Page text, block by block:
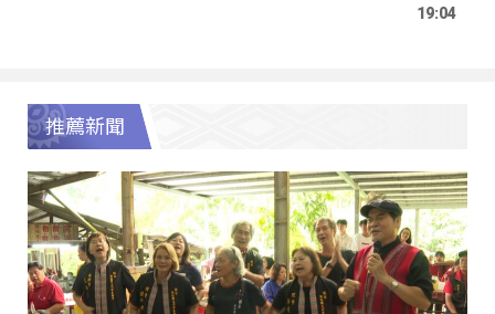
19:04
推薦新聞